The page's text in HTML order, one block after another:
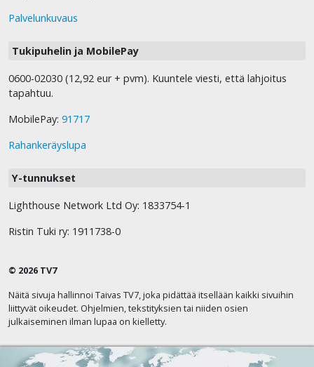
Palvelunkuvaus
Tukipuhelin ja MobilePay
0600-02030 (12,92 eur + pvm). Kuuntele viesti, että lahjoitus
tapahtuu.
MobilePay: 91717
Rahankeräyslupa
Y-tunnukset
Lighthouse Network Ltd Oy: 1833754-1
Ristin Tuki ry: 1911738-0
© 2026 TV7
Näitä sivuja hallinnoi Taivas TV7, joka pidättää itsellään kaikki sivuihin
liittyvät oikeudet. Ohjelmien, tekstityksien tai niiden osien
julkaiseminen ilman lupaa on kielletty.